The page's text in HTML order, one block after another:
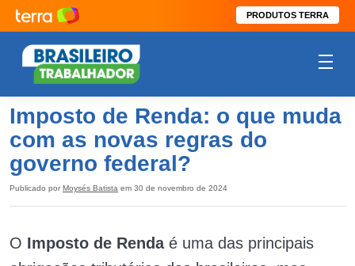
PRODUTOS TERRA
Imposto de Renda: o que muda
com as novas regras do
governo federal?
Publicado por Moysés Batista em 30 de novembro de 2024
O Imposto de Rendaé uma das principais